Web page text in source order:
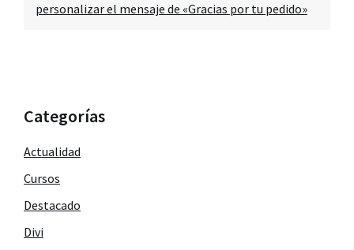
personalizar el mensaje de «Gracias por tu pedido»
Categorías
Actualidad
Cursos
Destacado
Divi